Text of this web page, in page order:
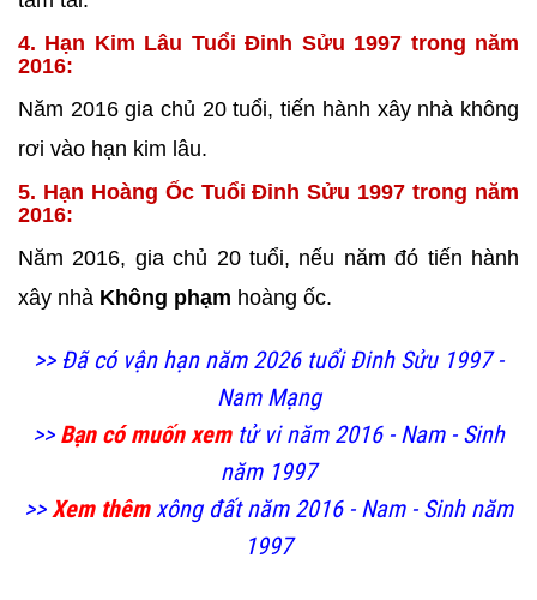
4. Hạn Kim Lâu Tuổi Đinh Sửu 1997 trong năm
2016:
Năm 2016 gia chủ 20 tuổi, tiến hành xây nhà không
rơi vào hạn kim lâu.
5. Hạn Hoàng Ốc Tuổi Đinh Sửu 1997 trong năm
2016:
Năm 2016, gia chủ 20 tuổi, nếu năm đó tiến hành
xây nhà Không phạm hoàng ốc.
>> Đã có vận hạn năm 2026 tuổi Đinh Sửu 1997 -
Nam Mạng
>> Bạn có muốn xemtử vi năm 2016 - Nam - Sinh
năm 1997
>>Xem thêmxông đất năm 2016 - Nam - Sinh năm
1997